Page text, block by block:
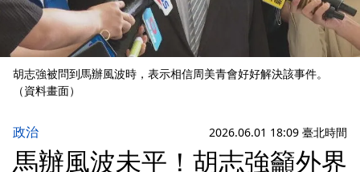
胡志強被問到馬辦風波時，表示相信周美青會好好解決該事件。
（資料畫面）
政治 2026.06.01 18:09 臺北時間
馬辦風波未平！胡志強籲外界